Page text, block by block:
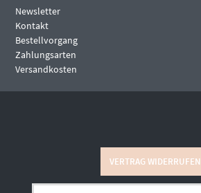
Newsletter
Kontakt
Bestellvorgang
Zahlungsarten
Versandkosten
VERTRAG WIDERRUFEN